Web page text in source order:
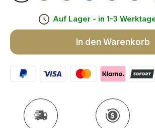
Auf Lager - in 1-3
In den Warenkorb